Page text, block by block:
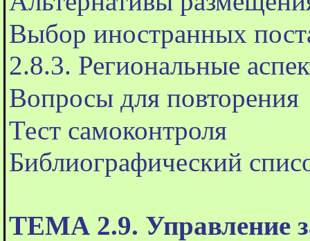
Выбор иностранных
2.8.3. Региональные
Вопросы для повторения
Тест самоконтроля
Библиографический
ТЕМА 2.9. Управление